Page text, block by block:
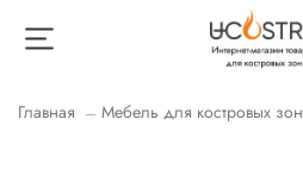
Главная Мебель для костровых зон